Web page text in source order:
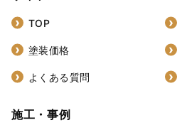
TOP
塗装価格
よくある質問
施工・事例